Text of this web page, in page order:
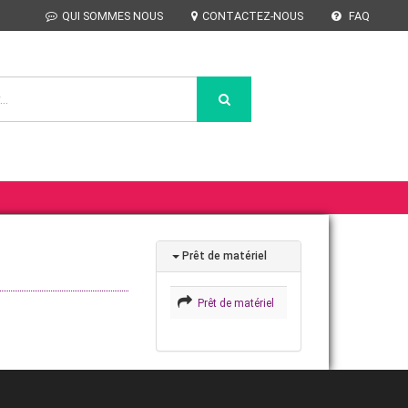
QUI SOMMES NOUS CONTACTEZ-NOUS FAQ
Prêt de matériel
Prêt de matériel